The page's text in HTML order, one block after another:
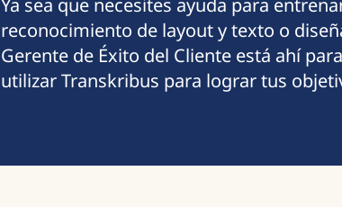
Ya sea que necesites ayuda para
reconocimiento de layout y texto o
Gerente de Éxito del Cliente está ahí
utilizar Transkribus para lograr tus